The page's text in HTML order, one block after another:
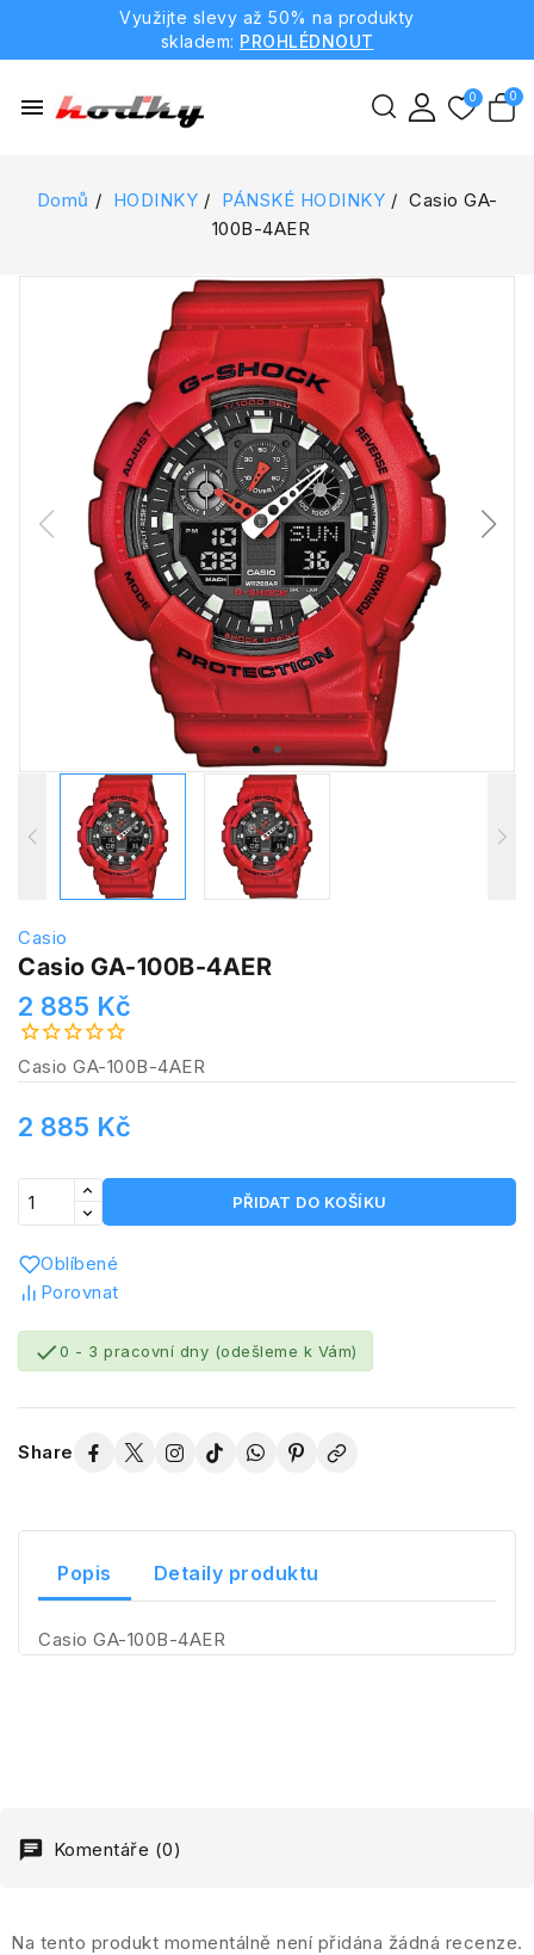
Využijte slevy až 50% na produkty
skladem: PROHLÉDNOUT
menu
Domů HODINKY PÁNSKÉ HODINKY
Casio GA-
100B-4AER
Casio
Casio GA-100B-4AER
2 885 Kč
Casio GA-100B-4AER
2 885 Kč
PŘIDAT DO KOŠÍKU
Oblíbené
Porovnat
0 - 3 pracovní dny (odešleme k Vám)
Share
Popis Detaily produktu
Casio GA-100B-4AER
Komentáře (0)
Na tento produkt momentálně není přidána žádná recenze.